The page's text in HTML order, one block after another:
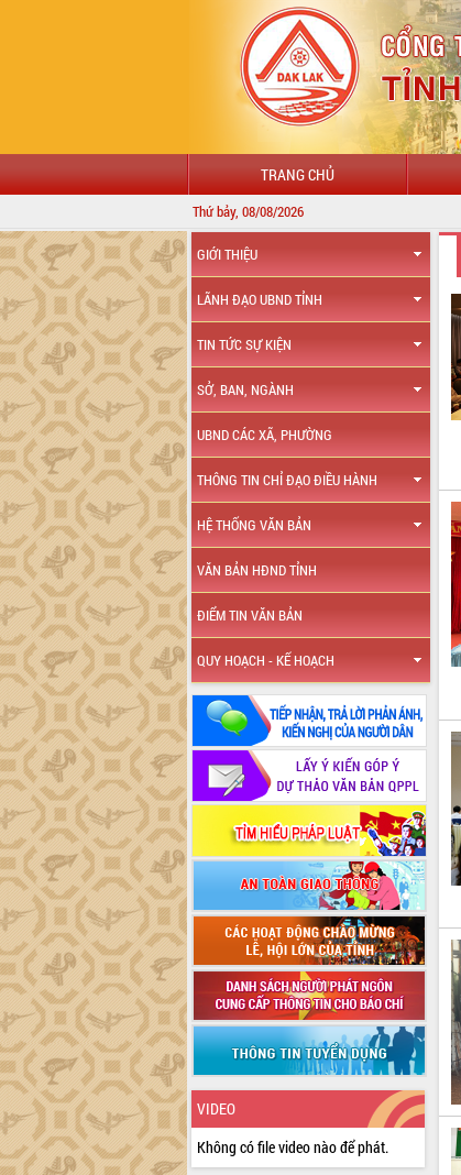
TRANG CHỦ
Thứ bảy, 08/08/2026
GIỚI THIỆU
LÃNH ĐẠO UBND TỈNH
TIN TỨC SỰ KIỆN
SỞ, BAN, NGÀNH
UBND CÁC XÃ, PHƯỜNG
THÔNG TIN CHỈ ĐẠO ĐIỀU HÀNH
HỆ THỐNG VĂN BẢN
VĂN BẢN HĐND TỈNH
ĐIỂM TIN VĂN BẢN
QUY HOẠCH - KẾ HOẠCH
VIDEO
Không có file video nào để phát.